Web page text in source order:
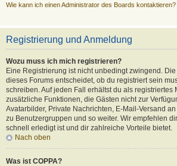
Wie kann ich einen Administrator des Boards kontaktieren?
Registrierung und Anmeldung
Wozu muss ich mich registrieren?
Eine Registrierung ist nicht unbedingt zwingend.
dieses Forums entscheidet, ob du registriert sein
schreiben. Auf jeden Fall erhältst du als registriertes
zusätzliche Funktionen, die Gästen nicht zur
Avatarbilder, Private Nachrichten, E-Mail-Versand
zu Benutzergruppen und so weiter. Wir empfehlen
schnell erledigt ist und dir zahlreiche Vorteile bietet.
Nach oben
Was ist COPPA?